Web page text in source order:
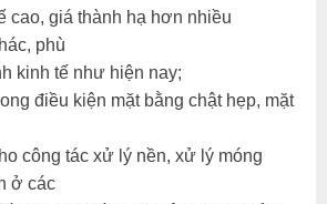
cao, giá thành hạ hơn nhiều
phù
kinh tế như hiện nay;
điều kiện mặt bằng chật hẹp, mặt
công tác xử lý nền, xử lý móng
ở các